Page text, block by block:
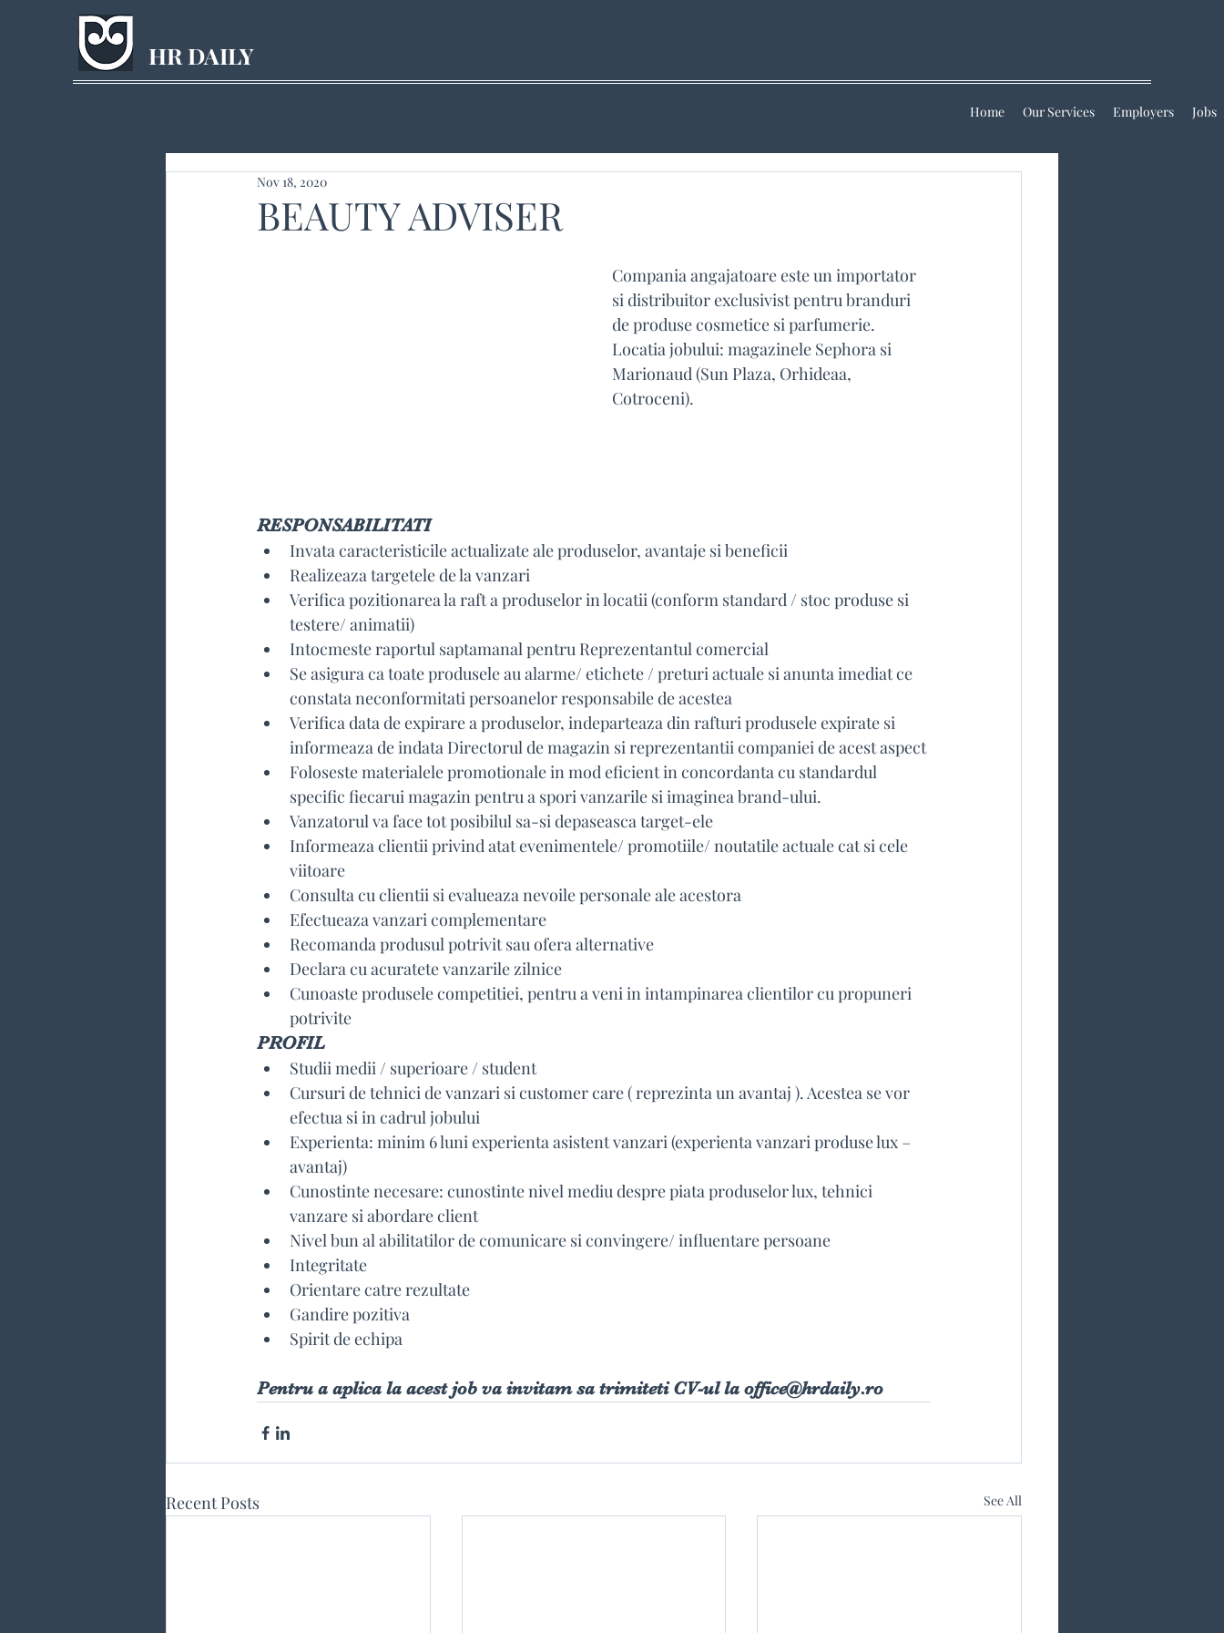
HR DAILY
Home Our Services Employers Jobs
BEAUTY ADVISER
Nov 18, 2020
Compania angajatoare este un importator
si distribuitor exclusivist pentru branduri
de produse cosmetice si parfumerie.
Locatia jobului: magazinele Sephora si
Marionaud (Sun Plaza, Orhideaa,
Cotroceni).
RESPONSABILITATI
Invata caracteristicile actualizate ale produselor, avantaje si beneficii
Realizeaza targetele de la vanzari
Verifica pozitionarea la raft a produselor in locatii (conform standard / stoc produse si
testere/ animatii)
Intocmeste raportul saptamanal pentru Reprezentantul comercial
Se asigura ca toate produsele au alarme/ etichete / preturi actuale si anunta imediat ce
constata neconformitati persoanelor responsabile de acestea
Verifica data de expirare a produselor, indeparteaza din rafturi produsele expirate si
informeaza de indata Directorul de magazin si reprezentantii companiei de acest aspect
Foloseste materialele promotionale in mod eficient in concordanta cu standardul
specific fiecarui magazin pentru a spori vanzarile si imaginea brand-ului.
Vanzatorul va face tot posibilul sa-si depaseasca target-ele
Informeaza clientii privind atat evenimentele/ promotiile/ noutatile actuale cat si cele
viitoare
Consulta cu clientii si evalueaza nevoile personale ale acestora
Efectueaza vanzari complementare
Recomanda produsul potrivit sau ofera alternative
Declara cu acuratete vanzarile zilnice
Cunoaste produsele competitiei, pentru a veni in intampinarea clientilor cu propuneri
potrivite
PROFIL
Studii medii / superioare / student
Cursuri de tehnici de vanzari si customer care ( reprezinta un avantaj ). Acestea se vor
efectua si in cadrul jobului
Experienta: minim 6 luni experienta asistent vanzari (experienta vanzari produse lux –
avantaj)
Cunostinte necesare: cunostinte nivel mediu despre piata produselor lux, tehnici
vanzare si abordare client
Nivel bun al abilitatilor de comunicare si convingere/ influentare persoane
Integritate
Orientare catre rezultate
Gandire pozitiva
Spirit de echipa
Pentru a aplica la acest job va invitam sa trimiteti CV-ul la office@hrdaily.ro
Recent Posts See All